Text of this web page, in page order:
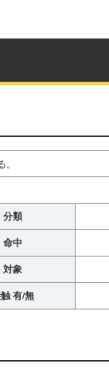
分類
命中
対象
有/無